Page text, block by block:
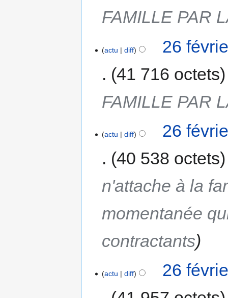
FAMILLE PAR
actu diff
26
41 716 octets
FAMILLE PAR
actu diff
26
40 538 octets
n'attache à la
momentanée
contractants
actu diff
26